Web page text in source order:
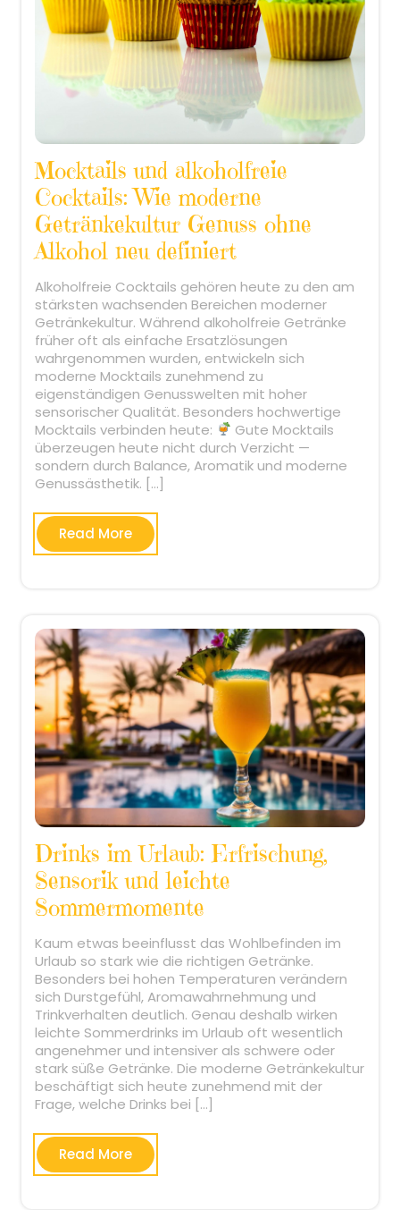
Mocktails und alkoholfreie
Cocktails: Wie moderne
Getränkekultur Genuss ohne
Alkohol neu definiert
Alkoholfreie Cocktails gehören heute zu den am
stärksten wachsenden Bereichen moderner
Getränkekultur. Während alkoholfreie Getränke
früher oft als einfache Ersatzlösungen
wahrgenommen wurden, entwickeln sich
moderne Mocktails zunehmend zu
eigenständigen Genusswelten mit hoher
sensorischer Qualität. Besonders hochwertige
Mocktails verbinden heute:
Gute Mocktails
überzeugen heute nicht durch Verzicht —
sondern durch Balance, Aromatik und moderne
Genussästhetik. […]
Read More
Drinks im Urlaub: Erfrischung,
Sensorik und leichte
Sommermomente
Kaum etwas beeinflusst das Wohlbefinden im
Urlaub so stark wie die richtigen Getränke.
Besonders bei hohen Temperaturen verändern
sich Durstgefühl, Aromawahrnehmung und
Trinkverhalten deutlich. Genau deshalb wirken
leichte Sommerdrinks im Urlaub oft wesentlich
angenehmer und intensiver als schwere oder
stark süße Getränke. Die moderne Getränkekultur
beschäftigt sich heute zunehmend mit der
Frage, welche Drinks bei […]
Read More